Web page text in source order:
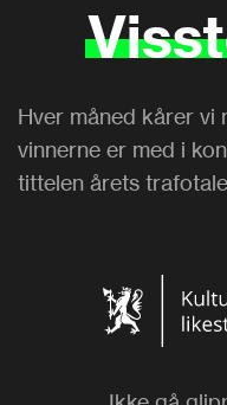
Hver måned kårer vi
vinnerne er med i
tittelen årets